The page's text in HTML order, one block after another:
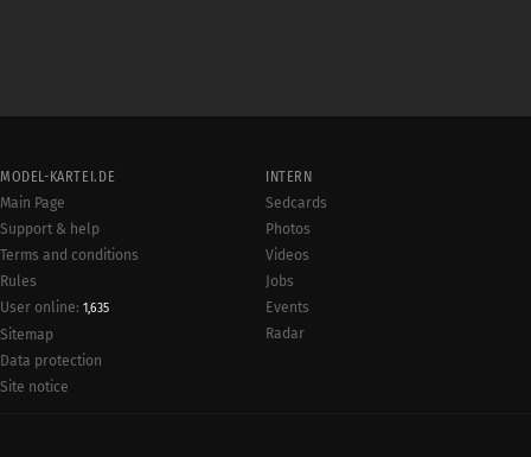
MODEL-KARTEI.DE
Main Page
Support & help
Terms and conditions
Rules
User online: 1,635
Sitemap
Data protection
Site notice
INTERN
Sedcards
Photos
Videos
Jobs
Events
Radar